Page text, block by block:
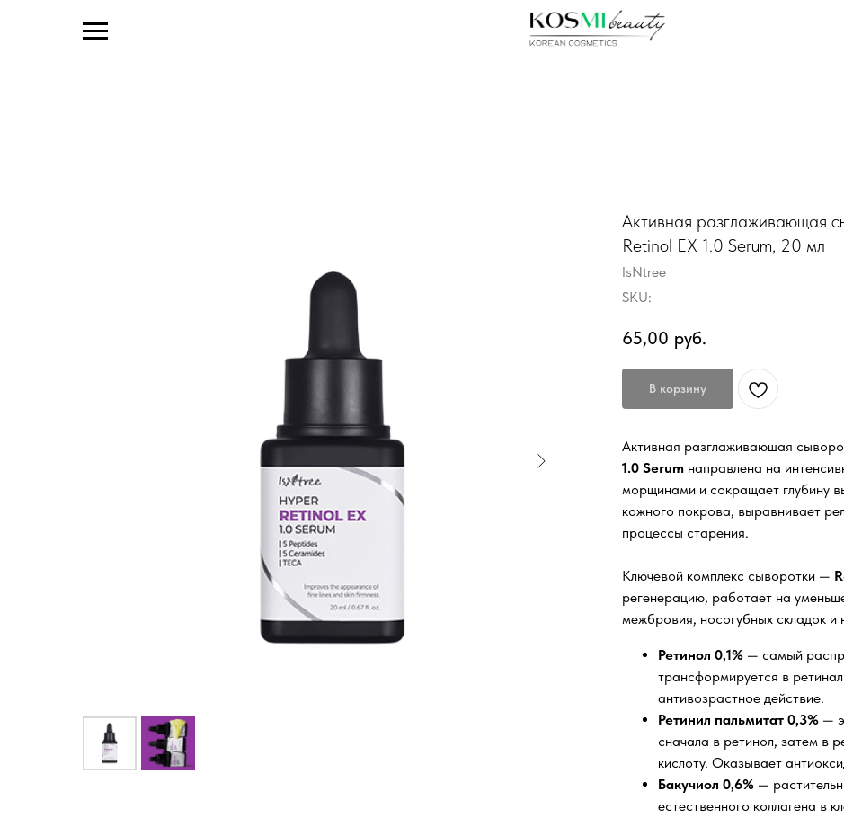
Активная разглаживающая
Retinol EX 1.0 Serum, 20 мл
IsNtree
SKU:
65,00 руб.
В корзину
Активная разглаживающая
1.0 Serum направлена на
морщинами и сокращает глубину
кожного покрова, выравнивает
процессы старения.
Ключевой комплекс сыворотки —
регенерацию, работает на
межбровия, носогубных складок и
Ретинол 0,1% — самый
трансформируется в
антивозрастное действие.
Ретинил пальмитат 0,3% —
сначала в ретинол, затем в
кислоту. Оказывает
Бакучиол 0,6% —
естественного коллагена в